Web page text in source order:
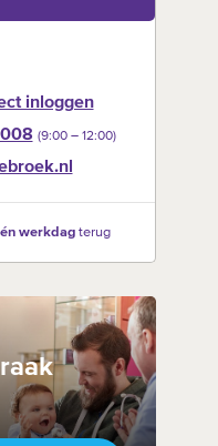
inloggen
(9:00 –‍ 12:00)
werkdagterug